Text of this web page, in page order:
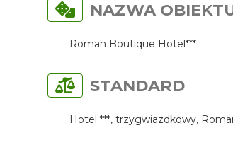
NAZWA
Roman Boutique Hotel***
STANDARD
Hotel ***, trzygwiazdkowy,